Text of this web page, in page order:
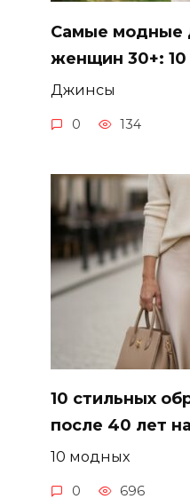
Самые модные
женщин 30+:
Джинсы
0 134
10 стильных
после 40 лет
10 модных
0 696